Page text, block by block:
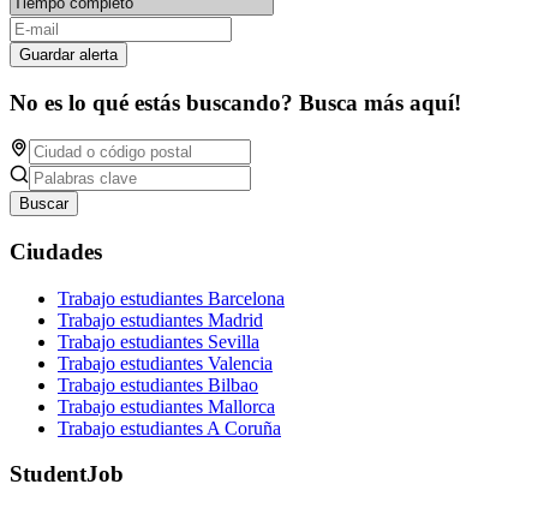
Guardar alerta
No es lo qué estás buscando? Busca más aquí!
Buscar
Ciudades
Trabajo estudiantes Barcelona
Trabajo estudiantes Madrid
Trabajo estudiantes Sevilla
Trabajo estudiantes Valencia
Trabajo estudiantes Bilbao
Trabajo estudiantes Mallorca
Trabajo estudiantes A Coruña
StudentJob